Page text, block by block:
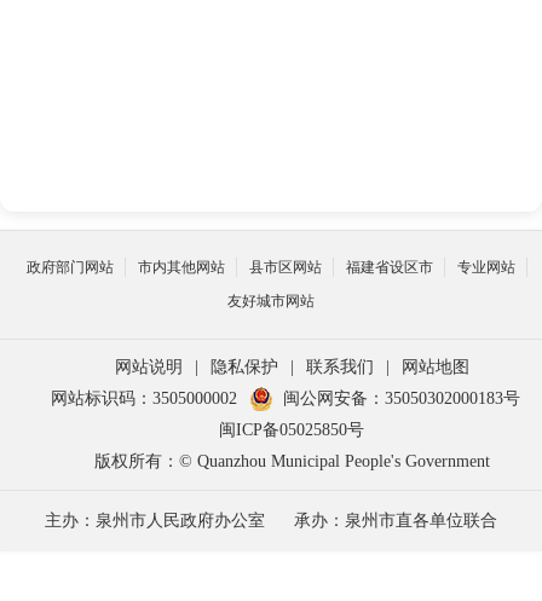
政府部门网站 市内其他网站 县市区网站 福建省设区市
专业网站
友好城市网站
网站说明 | 隐私保护 | 联系我们 |
网站地图
网站标识码：3505000002
闽公网安备：35050302000183号
闽ICP备05025850号
版权所有：© Quanzhou Municipal People's Government
主办：泉州市人民政府办公室 承办：泉州市直各单位联合